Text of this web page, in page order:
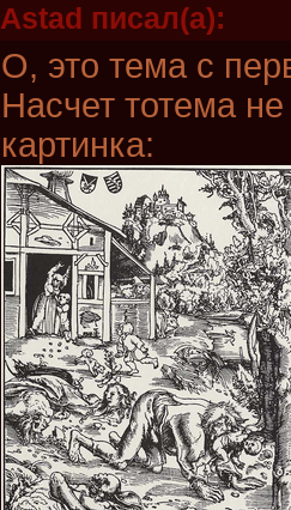
Astad писал(а):
О, это тема с
Насчет тотема
картинка: